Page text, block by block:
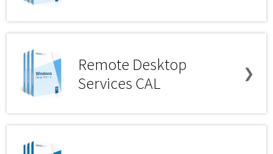
Remote Desktop
Services CAL
❯